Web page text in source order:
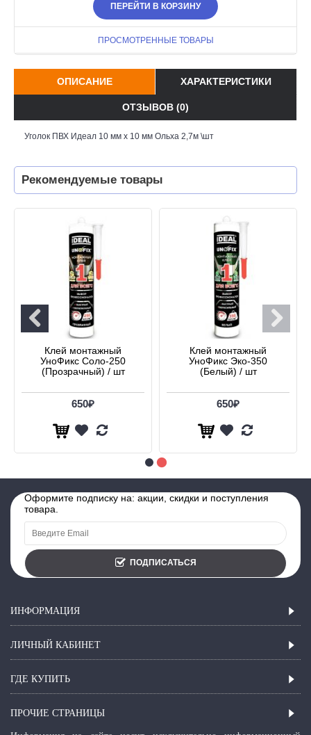
ПЕРЕЙТИ В КОРЗИНУ
ПРОСМОТРЕННЫЕ ТОВАРЫ
ОПИСАНИЕ ХАРАКТЕРИСТИКИ
ОТЗЫВОВ (0)
Уголок ПВХ Идеал 10 мм х 10 мм Ольха 2,7м \шт
Рекомендуемые товары
Клей монтажный
УноФикс Соло-250
(Прозрачный) / шт
650₽
Клей монтажный
УноФикс Эко-350
(Белый) / шт
650₽
Оформите подписку на: акции, скидки и поступления
товара.
ПОДПИСАТЬСЯ
ИНФОРМАЦИЯ
ЛИЧНЫЙ КАБИНЕТ
ГДЕ КУПИТЬ
ПРОЧИЕ СТРАНИЦЫ